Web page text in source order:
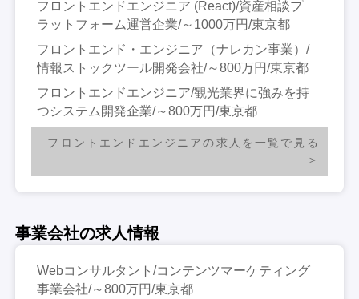
フロントエンドエンジニア (React)/資産相談プ
ラットフォーム運営企業/～1000万円/東京都
フロントエンド・エンジニア（ナレカン事業）/
情報ストックツール開発会社/～800万円/東京都
フロントエンドエンジニア/観光業界に強みを持
つシステム開発企業/～800万円/東京都
フロントエンドエンジニアの求人を一覧で見る
事業会社の求人情報
Webコンサルタント/コンテンツマーケティング
事業会社/～800万円/東京都